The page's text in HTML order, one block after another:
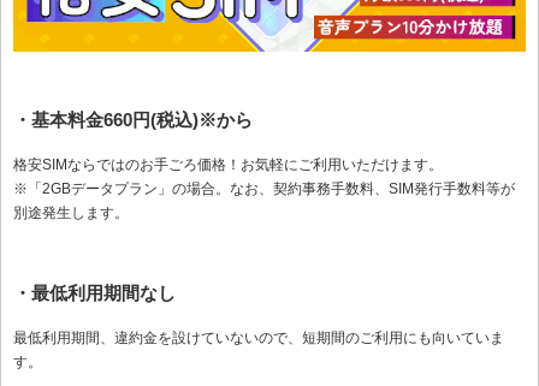
・基本料金660円(税込)※から
格安SIMならではのお手ごろ価格！お気軽にご利用いただけます。
※「2GBデータプラン」の場合。なお、契約事務手数料、SIM発行手数料等が
別途発生します。
・最低利用期間なし
最低利用期間、違約金を設けていないので、短期間のご利用にも向いていま
す。